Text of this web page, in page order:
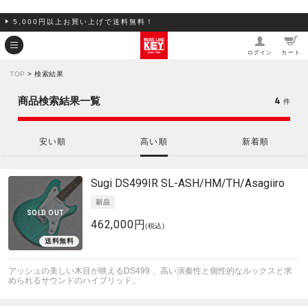
5,000円以上お買い上げで送料無料！
ログイン カート
TOP > 検索結果
安い順 高い順 新着順
商品検索結果一覧 4 件
SOLD OUT
Sugi DS499IR SL-ASH/HM/TH/Asagiiro
462,000円(税込)
アッシュの美しい木目が映えるDS499 、高い演奏性と個性的なルックスと求
められるサウンドのハイブリッド。